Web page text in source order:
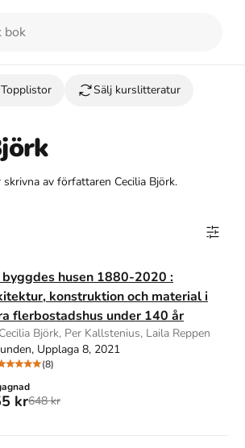
Topplistor Sälj kurslitteratur
av författaren Cecilia Björk.
byggdes husen 1880-2020 :
konstruktion och material i
flerbostadshus under 140 år
Björk, Per Kallstenius, Laila Reppen
Upplaga 8, 2021
(8)
kr648 kr